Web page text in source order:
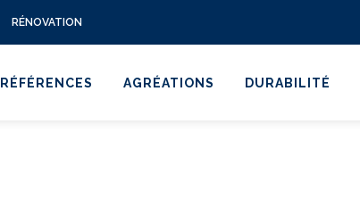
RÉNOVATION
RÉFÉRENCES AGRÉATIONS DURABILITÉ